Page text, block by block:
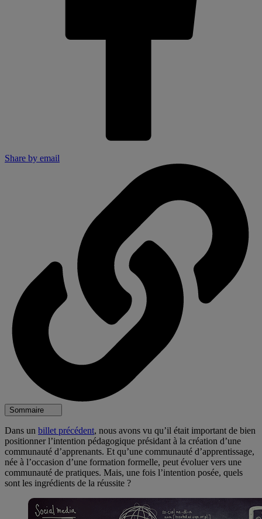
Share by email
Sommaire
Dans un billet précédent, nous avons vu qu’il était important de bien
positionner l’intention pédagogique présidant à la création d’une
communauté d’apprenants. Et qu’une communauté d’apprentissage,
née à l’occasion d’une formation formelle, peut évoluer vers une
communauté de pratiques. Mais, une fois l’intention posée, quels
sont les ingrédients de la réussite ?